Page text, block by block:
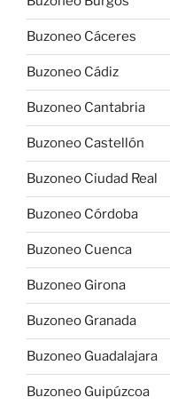
Buzoneo Cáceres
Buzoneo Cádiz
Buzoneo Cantabria
Buzoneo Castellón
Buzoneo Ciudad Real
Buzoneo Córdoba
Buzoneo Cuenca
Buzoneo Girona
Buzoneo Granada
Buzoneo Guadalajara
Buzoneo Guipúzcoa